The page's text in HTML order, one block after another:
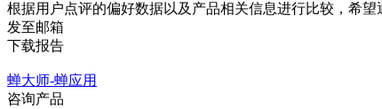
根据用户点评的偏好数据以及产品相关信息进行比较，希
发至邮箱
下载报告
蝉大师-蝉应用
咨询产品